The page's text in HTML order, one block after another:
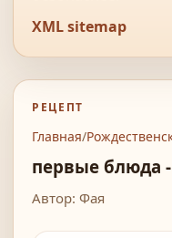
XML sitemap
РЕЦЕПТ
Главная/
первые
Автор: Фая